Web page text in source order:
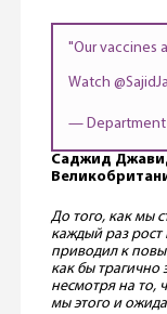
"Our vaccines
Watch
— Department
Саджид
До того, как мы
каждый раз
приводил к
как бы
несмотря на то,
мы этого и